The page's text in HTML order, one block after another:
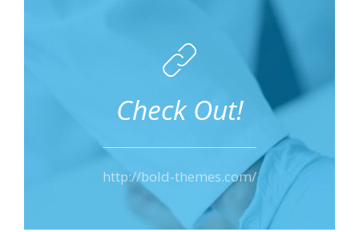
Check Out!
http://bold-themes.com/